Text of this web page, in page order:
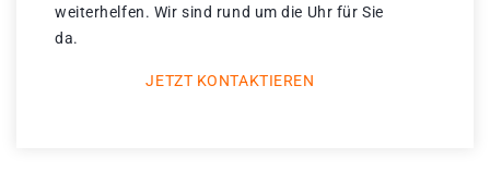
weiterhelfen. Wir sind rund um die Uhr für Sie
da.
JETZT KONTAKTIEREN